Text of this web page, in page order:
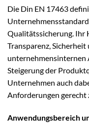
Die Din EN 17463
Qualitätssicherung. Ihr
Transparenz,
unternehmensinternen
Steigerung der
Unternehmen auch
Anforderungen gerecht
Anwendungsbereich